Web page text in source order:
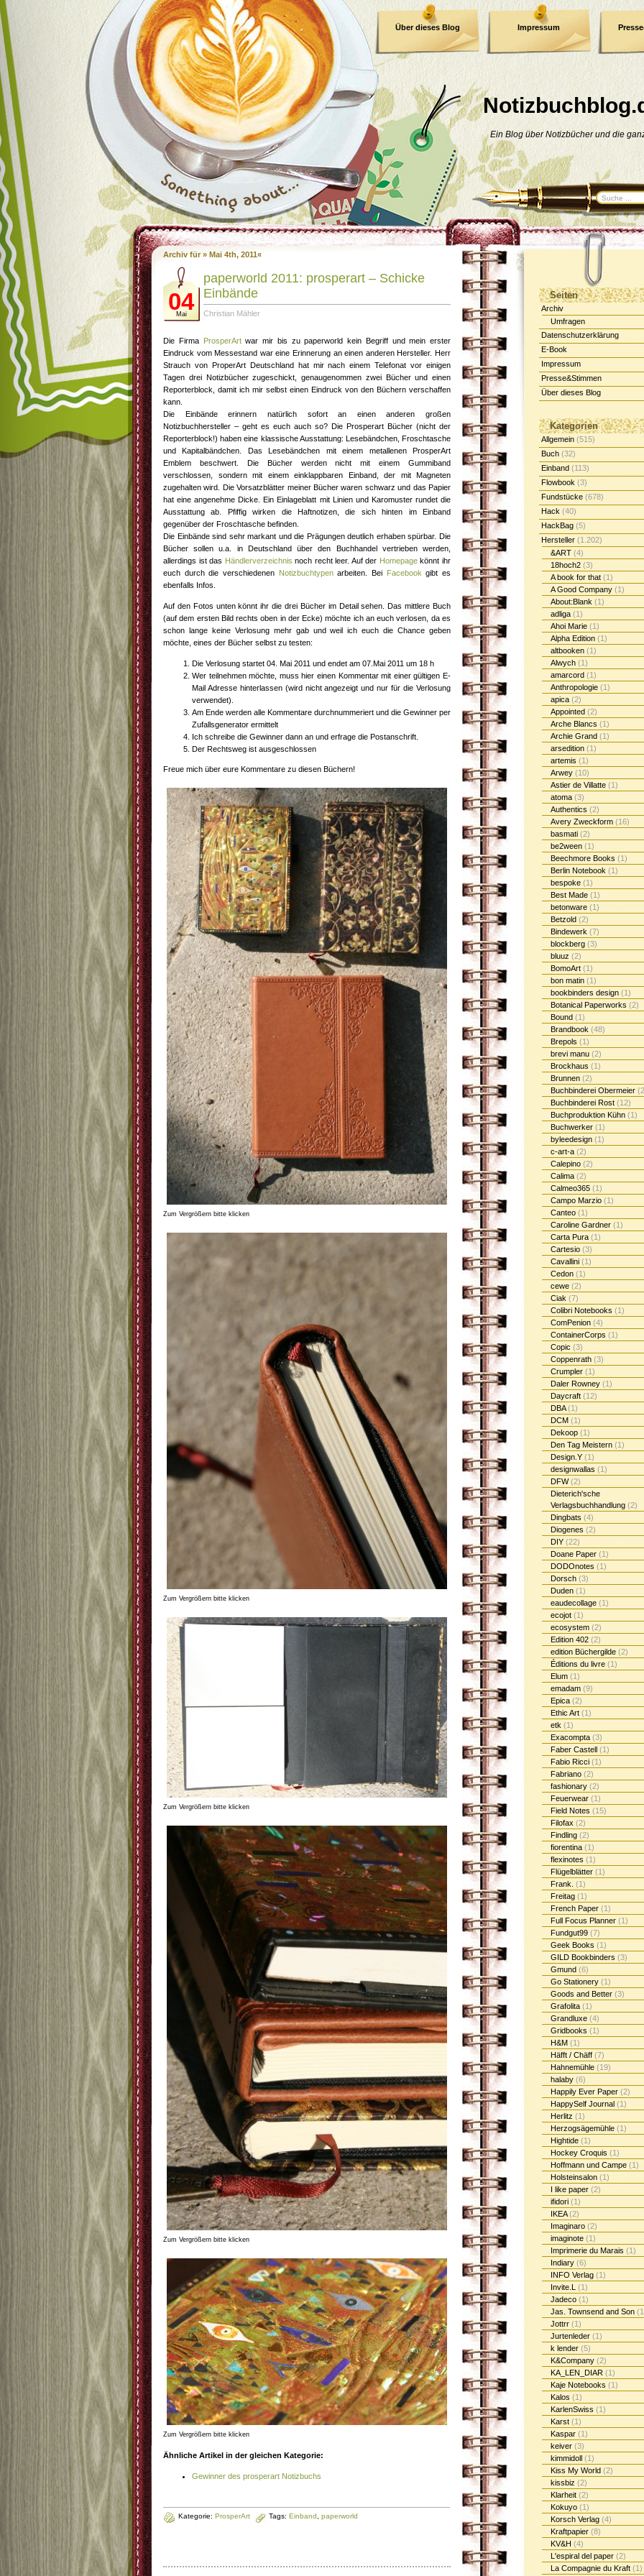
Ein Blog über Notizbücher und die
Über dieses Blog Impressum
Datenschutzerklärung
Archiv für » Mai 4th, 2011«
04
Mai
paperworld 2011: prosperart – Schicke
Einbände
Christian Mähler
Die Firma ProsperArtwar mir bis zu paperworld kein Begriff und mein erster
Eindruck vom Messestand war eine Erinnerung an einen anderen Hersteller. Herr
Strauch von ProperArt Deutschland hat mir nach einem Telefonat vor einigen
Tagen drei Notizbücher zugeschickt, genaugenommen zwei Bücher und einen
Reporterblock, damit ich mir selbst einen Eindruck von den Büchern verschaffen
kann.
Die Einbände erinnern natürlich sofort an einen anderen großen
Notizbuchhersteller – geht es euch auch so? Die Prosperart Bücher (nicht der
Reporterblock!) haben eine klassische Ausstattung: Lesebändchen, Froschtasche
und Kapitalbändchen. Das Lesebändchen mit einem metallenen ProsperArt
Emblem beschwert. Die Bücher werden nicht mit einem Gummiband
verschlossen, sondern mit einem einklappbaren Einband, der mit Magneten
zugehalten wird. Die Vorsatzblätter meiner Bücher waren schwarz und das Papier
hat eine angenehme Dicke. Ein Einlageblatt mit Linien und Karomuster rundet die
Ausstattung ab. Pfiffig wirken die Haftnotizen, die sich hinten im Einband
gegenüber der Froschtasche befinden.
Die Einbände sind sehr markant und die Prägungen deutlich erhaben spürbar. Die
Bücher sollen u.a. in Deutschland über den Buchhandel vertrieben werden,
allerdings ist das Händlerverzeichnis noch recht leer. Auf der Homepagekönnt ihr
euch durch die verschiedenen Notizbuchtypenarbeiten. Bei Facebook gibt es
ebenfalls Infos.
Auf den Fotos unten könnt ihr die drei Bücher im Detail sehen. Das mittlere Buch
(auf dem ersten Bild rechts oben in der Ecke) möchte ich an euch verlosen, da es
schon lange keine Verlosung mehr gab und weil ich euch die Chance geben
möchte, eines der Bücher selbst zu testen:
Die Verlosung startet 04. Mai 2011 und endet am 07.Mai 2011 um 18 h
Wer teilnehmen möchte, muss hier einen Kommentar mit einer gültigen E-
Mail Adresse hinterlassen (wird nicht angezeigt und nur für die Verlosung
verwendet).
Am Ende werden alle Kommentare durchnummeriert und die Gewinner per
Zufallsgenerator ermittelt
Ich schreibe die Gewinner dann an und erfrage die Postanschrift.
Der Rechtsweg ist ausgeschlossen
Freue mich über eure Kommentare zu diesen Büchern!
Zum Vergrößern bitte klicken
Zum Vergrößern bitte klicken
Zum Vergrößern bitte klicken
Zum Vergrößern bitte klicken
Zum Vergrößern bitte klicken
Ähnliche Artikel in der gleichen Kategorie:
Gewinner des prosperart Notizbuchs
Kategorie: ProsperArt Tags: Einband, paperworld
Seiten
Archiv
Umfragen
Datenschutzerklärung
E-Book
Impressum
Presse&Stimmen
Über dieses Blog
Kategorien
Allgemein (515)
Buch (32)
Einband (113)
Flowbook (3)
Fundstücke (678)
Hack (40)
HackBag (5)
Hersteller (1.202)
&ART (4)
18hoch2 (3)
A book for that (1)
A Good Company (1)
About:Blank (1)
adliga (1)
Ahoi Marie (1)
Alpha Edition (1)
altbooken (1)
Alwych (1)
amarcord (1)
Anthropologie (1)
apica (2)
Appointed (2)
Arche Blancs (1)
Archie Grand (1)
arsedition (1)
artemis (1)
Arwey (10)
Astier de Villatte (1)
atoma (3)
Authentics (2)
Avery Zweckform (16)
basmati (2)
be2ween (1)
Beechmore Books (1)
Berlin Notebook (1)
bespoke (1)
Best Made (1)
betonware (1)
Betzold (2)
Bindewerk (7)
blockberg (3)
bluuz (2)
BomoArt (1)
bon matin (1)
bookbinders design (1)
Botanical Paperworks (2)
Bound (1)
Brandbook (48)
Brepols (1)
brevi manu (2)
Brockhaus (1)
Brunnen (2)
Buchbinderei Obermeier
Buchbinderei Rost (12)
Buchproduktion Kühn (1)
Buchwerker (1)
byleedesign (1)
c-art-a (2)
Calepino (2)
Calima (2)
Calmeo365 (1)
Campo Marzio (1)
Canteo (1)
Caroline Gardner (1)
Carta Pura (1)
Cartesio (3)
Cavallini (1)
Cedon (1)
cewe (2)
Ciak (7)
Colibri Notebooks (1)
ComPenion (4)
ContainerCorps (1)
Copic (3)
Coppenrath (3)
Crumpler (1)
Daler Rowney (1)
Daycraft (12)
DBA(1)
DCM (1)
Dekoop (1)
Den Tag Meistern (1)
Design.Y (1)
designwallas (1)
DFW(2)
Dieterich'sche
Verlagsbuchhandlung (2)
Dingbats (4)
Diogenes (2)
DIY (22)
Doane Paper (1)
DODOnotes (1)
Dorsch (3)
Duden (1)
eaudecollage (1)
ecojot (1)
ecosystem (2)
Edition 402 (2)
edition Büchergilde (2)
Éditions du livre (1)
Elum (1)
emadam (9)
Epica (2)
Ethic Art (1)
etk (1)
Exacompta (3)
Faber Castell (1)
Fabio Ricci (1)
Fabriano (2)
fashionary (2)
Feuerwear (1)
Field Notes (15)
Filofax (2)
Findling (2)
fiorentina (1)
flexinotes (1)
Flügelblätter (1)
Frank. (1)
Freitag (1)
French Paper (1)
Full Focus Planner (1)
Fundgut99 (7)
Geek Books (1)
GILD Bookbinders (3)
Gmund (6)
Go Stationery (1)
Goods and Better (3)
Grafolita (1)
Grandluxe (4)
Gridbooks (1)
H&M (1)
Häfft / Chäff (7)
Hahnemühle (19)
halaby (6)
Happily Ever Paper (2)
HappySelf Journal (1)
Herlitz (1)
Herzogsägemühle (1)
Hightide (1)
Hockey Croquis (1)
Hoffmann und Campe (1)
Holsteinsalon (1)
I like paper (2)
ifidori (1)
IKEA(2)
Imaginaro (2)
imaginote (1)
Imprimerie du Marais (1)
Indiary (6)
INFO Verlag (1)
Invite.L (1)
Jadeco (1)
Jas. Townsend and Son
Jottrr (1)
Jurtenleder (1)
k lender (5)
K&Company (2)
KA_LEN_DIAR (1)
Kaje Notebooks (1)
Kalos (1)
KarlenSwiss (1)
Karst (1)
Kaspar (1)
keiver (3)
kimmidoll (1)
Kiss My World (2)
kissbiz (2)
Klarheit (2)
Kokuyo (1)
Korsch Verlag (4)
Kraftpapier (8)
KV&H (4)
L'espiral del paper (2)
La Compagnie du Kraft (1)